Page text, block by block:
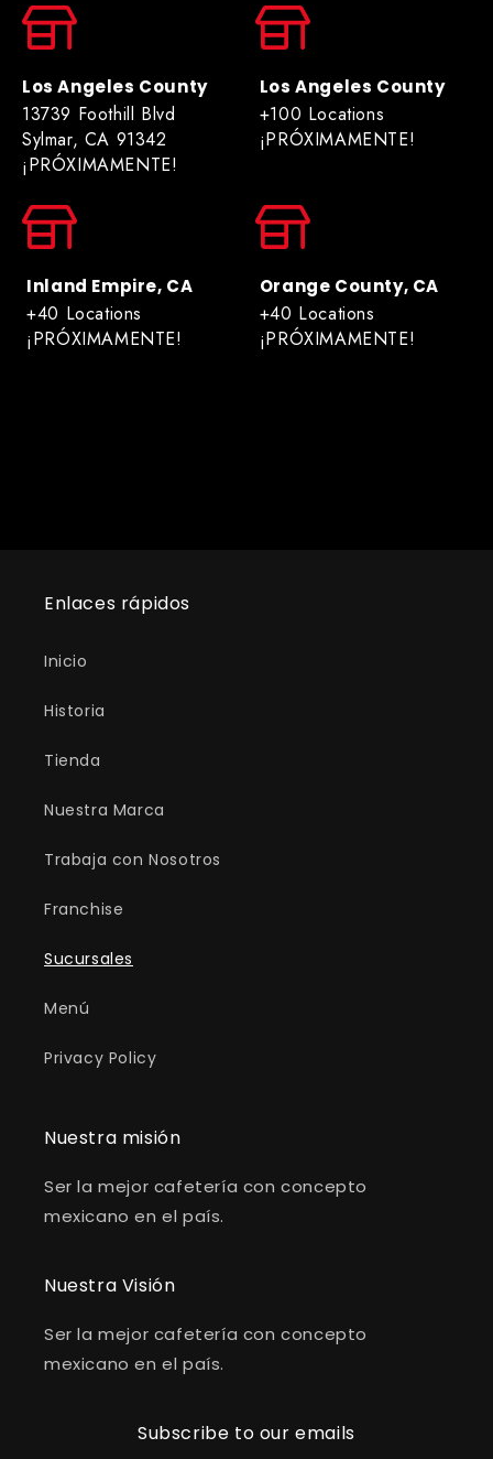
Los Angeles County
13739 Foothill Blvd
Sylmar, CA 91342
¡PRÓXIMAMENTE!
Los Angeles County
+100 Locations
¡PRÓXIMAMENTE!
Inland Empire, CA
+40 Locations
¡PRÓXIMAMENTE!
Orange County, CA
+40 Locations
¡PRÓXIMAMENTE!
Enlaces rápidos
Inicio
Historia
Tienda
Nuestra Marca
Trabaja con Nosotros
Franchise
Sucursales
Menú
Privacy Policy
Nuestra misión
Ser la mejor cafetería con concepto
mexicano en el país.
Nuestra Visión
Ser la mejor cafetería con concepto
mexicano en el país.
Subscribe to our emails